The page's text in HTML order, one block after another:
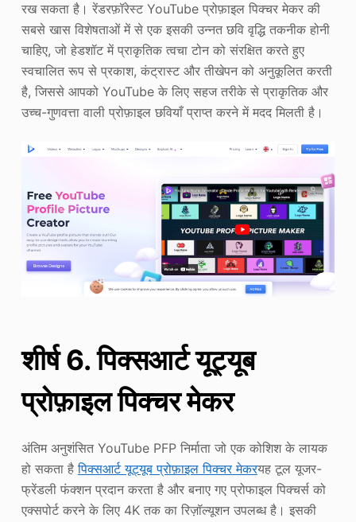
रख सकता है। रेंडरफ़ॉरेस्ट YouTube प्रोफ़ाइल पिक्चर मेकर की
सबसे खास विशेषताओं में से एक इसकी उन्नत छवि वृद्धि तकनीक होनी
चाहिए, जो हेडशॉट में प्राकृतिक त्वचा टोन को संरक्षित करते हुए
स्वचालित रूप से प्रकाश, कंट्रास्ट और तीखेपन को अनुकूलित करती
है, जिससे आपको YouTube के लिए सहज तरीके से प्राकृतिक और
उच्च-गुणवत्ता वाली प्रोफ़ाइल छवियाँ प्राप्त करने में मदद मिलती है।
शीर्ष 6. पिक्सआर्ट यूट्यूब
प्रोफ़ाइल पिक्चर मेकर
अंतिम अनुशंसित YouTube PFP निर्माता जो एक कोशिश के लायक
हो सकता हैपिक्सआर्ट यूट्यूब प्रोफ़ाइल पिक्चर मेकरयह टूल यूजर-
फ्रेंडली फंक्शन प्रदान करता है और बनाए गए प्रोफाइल पिक्चर्स को
एक्सपोर्ट करने के लिए 4K तक का रिज़ॉल्यूशन उपलब्ध है। इसकी